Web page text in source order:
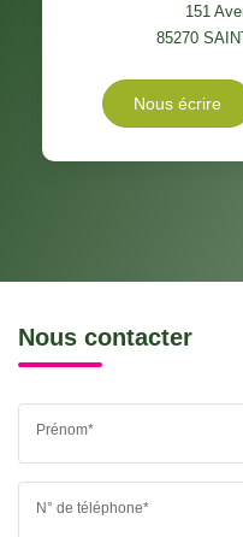
151
85270
Nous écrire
Nous contacter
Prénom*
N° de téléphone*